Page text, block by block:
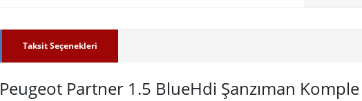
Taksit Seçenekleri
Peugeot Partner 1.5 BlueHdi Şanzıman Komple